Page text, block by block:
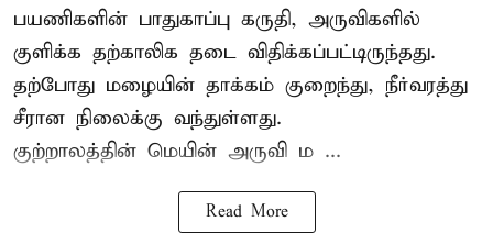
பயணிகளின் பாதுகாப்பு கருதி, அருவிகளில்
குளிக்க தற்காலிக தடை விதிக்கப்பட்டிருந்தது.
தற்போது மழையின் தாக்கம் குறைந்து, நீர்வரத்து
சீரான நிலைக்கு வந்துள்ளது.
குற்றாலத்தின் மெயின் அருவி ம ...
Read More